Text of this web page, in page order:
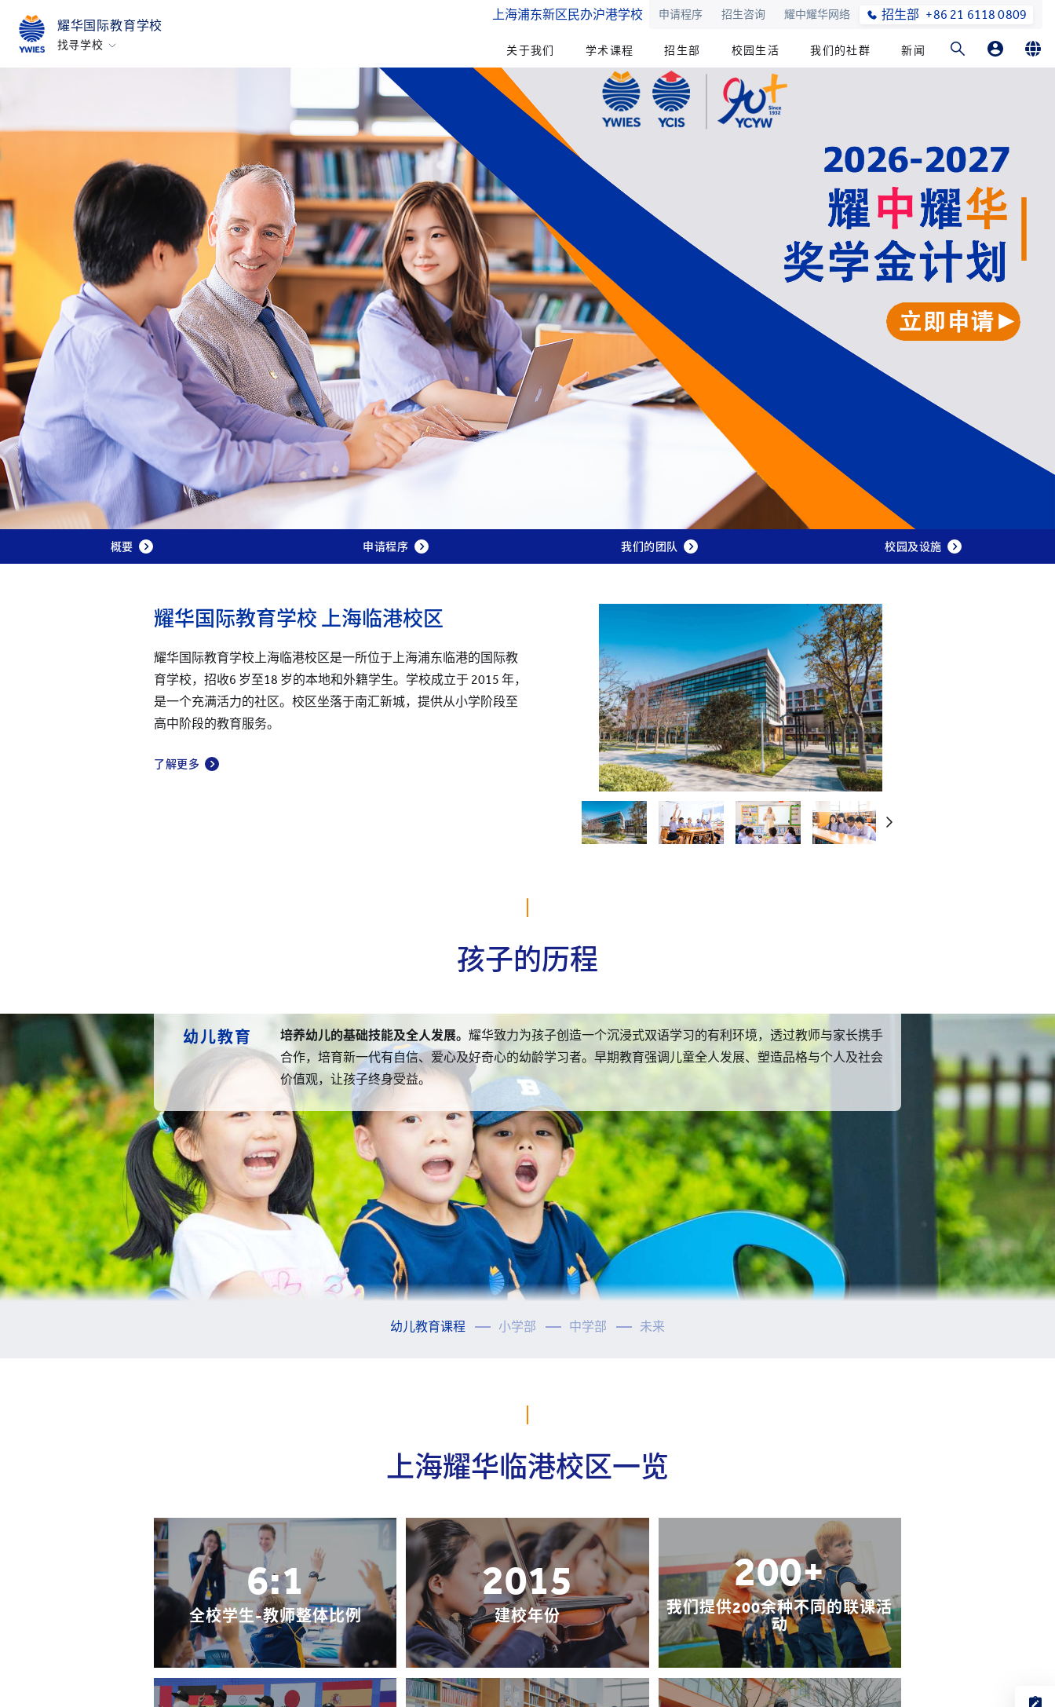
耀华国际教育学校
找寻学校
烟台
浙江桐乡
所有耀中耀华学校
上海浦东新区民办沪港学校 申请程序 招生咨询 耀中耀华网络 招生部 +86 21 6118 0809
关于我们 学术课程 招生部 校园生活 我们的社群 新闻
概要 申请程序 我们的团队 校园及设施
耀华国际教育学校 上海临港校区
耀华国际教育学校上海临港校区是一所位于上海浦东临港的国际教
育学校，招收6 岁至18 岁的本地和外籍学生。学校成立于 2015 年，
是一个充满活力的社区。校区坐落于南汇新城，提供从小学阶段至
高中阶段的教育服务。
了解更多
孩子的历程
幼儿教育 培养幼儿的基础技能及全人发展。 耀华致力为孩子创造一个沉浸式双语学习的有利环境，透过教师与家长携手
合作，培育新一代有自信、爱心及好奇心的幼龄学习者。早期教育强调儿童全人发展、塑造品格与个人及社会
价值观，让孩子终身受益。
以学生为本的专题式学习方法。耀华小学部的学生将课堂思考与世界议题串联起来，并配合中国国家九年义务教育
课程为基础和核心。我们正面积极、开放包容的学习环境为学生赋予力量，并培育他们正直、诚实及尊重的美德。
了解更多
在课程上体现全人发展模式。在与高等教育衔接的升学路上，耀华中学部的学生将继续建立新的技能及知识，以准
备日后修读国际中学教育普通证书(IGCSE)课程及两年制的普通教育高级证书（A Level）。
了解更多
个别指导，明确前路。学生利用在耀华学习的时间提升自我，为未来做准备。从职业规划讲座至全球大学交流活动，
我们的专业顾问为每位学生提供个别深入的指导，助他们迈向人生新一章。耀华职业及升学办公室早在小学高年级时
已开始接触学生及家长，协助探索及寻找未来职业生涯规划、选科意向及所需技能，并在中学高年级时提供相应升学
建议，帮助他们作出明智选择。在整个申请阶段，辅导员会从旁逐步指导学生完成各项程序，协助他们梦想成真。
幼儿教育课程 小学部 中学部 未来
上海耀华临港校区一览
6:1
全校学生-教师整体比例
2015
建校年份
200+
我们提供200余种不同的联课活
动